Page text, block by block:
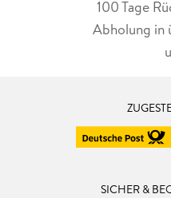
100 Tage
Abholung in
SICHER &